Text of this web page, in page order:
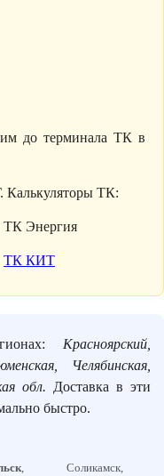
до терминала ТК в
Калькуляторы ТК:
ТК Энергия
ТК КИТ
Красноярский,
Челябинская,
обл. Доставка в эти
быстро.
,
Соликамск,